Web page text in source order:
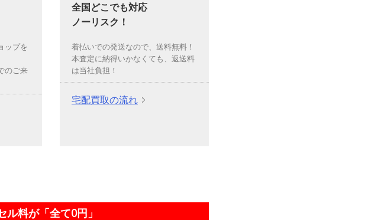
ップを
のご来
全国どこでも対応
ノーリスク！
着払いでの発送なので、送料無料！
本査定に納得いかなくても、返送料
は当社負担！
宅配買取の流れ
料が「全て0円」